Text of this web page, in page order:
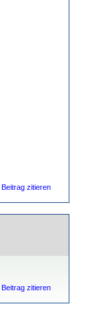
Beitrag zitieren
Beitrag zitieren